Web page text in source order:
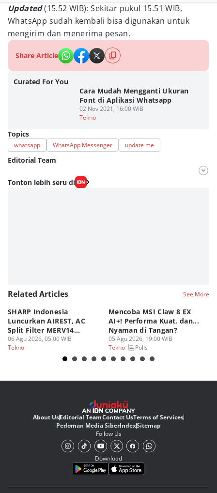
Updated(15.52 WIB): Sekitar pukul 15.51 WIB,
WhatsApp sudah kembali bisa digunakan untuk
mengirim dan menerima pesan.
Share Article
Curated For You
Cara Mudah Mengganti Ukuran
Font di Aplikasi Whatsapp
02 Nov 2021, 16:00 WIB
Tekno
Topics
whatsapp WhatsApp Messenger update me
Editorial Team
Editor
Fahrul Razi Uni Nurullah
Tonton lebih seru di
Related Articles See More
SHARP Indonesia
Luncurkan AIREST, AC
Split Filter MERV14
Perdana!
06 Agu 2026, 05:00 WIB
Tekno
Mencoba MSI Claw 8 EX
AI+! Performa Kuat, dan...
Nyaman di Tangan?
05 Agu 2026, 19:00 WIB
Tekno
Polls
About UsEditorial TeamContact UsTerms of Services
Pedoman Media SiberIndexSitemap
Follow Us
Download